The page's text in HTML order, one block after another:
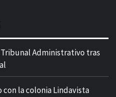
Administrativo tras
la colonia Lindavista